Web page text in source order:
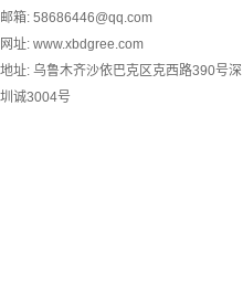
邮箱: 58686446@qq.com
网址: www.xbdgree.com
地址: 乌鲁木齐沙依巴克区克西路390号深
圳诚3004号